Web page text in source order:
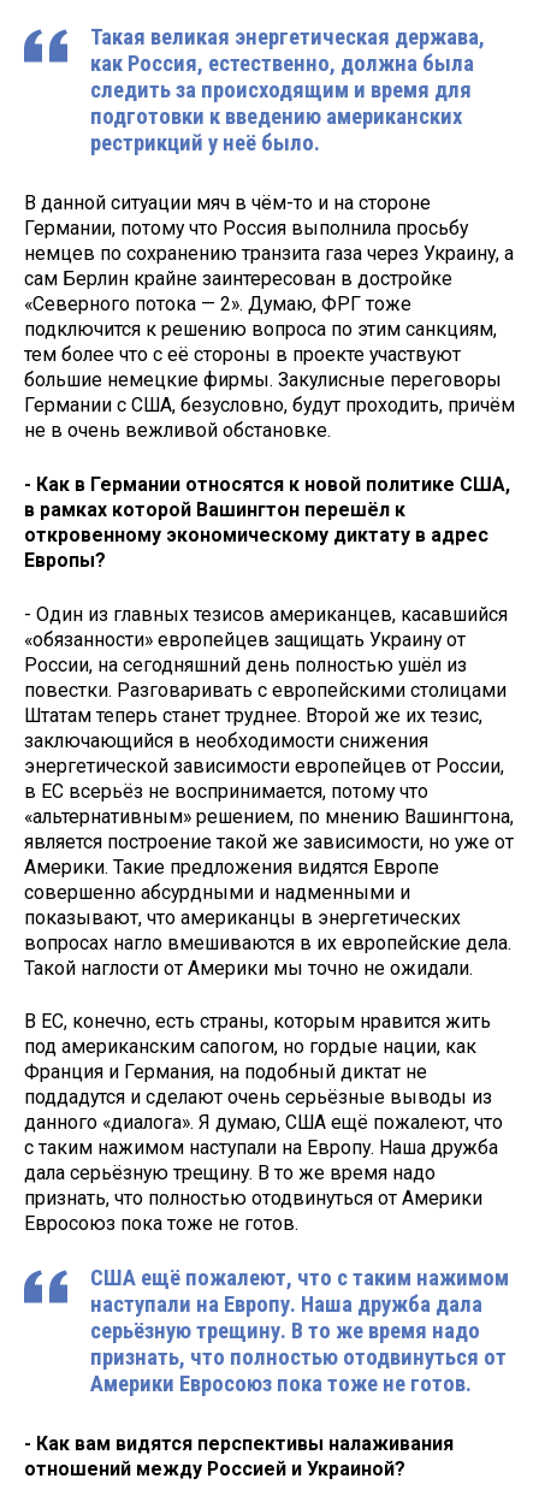
Такая великая энергетическая держава,
как Россия, естественно, должна была
следить за происходящим и время для
подготовки к введению американских
рестрикций у неё было.
В данной ситуации мяч в чём-то и на стороне
Германии, потому что Россия выполнила просьбу
немцев по сохранению транзита газа через Украину, а
сам Берлин крайне заинтересован в достройке
«Северного потока — 2». Думаю, ФРГ тоже
подключится к решению вопроса по этим санкциям,
тем более что с её стороны в проекте участвуют
большие немецкие фирмы. Закулисные переговоры
Германии с США, безусловно, будут проходить, причём
не в очень вежливой обстановке.
- Как в Германии относятся к новой политике США,
в рамках которой Вашингтон перешёл к
откровенному экономическому диктату в адрес
Европы?
- Один из главных тезисов американцев, касавшийся
«обязанности» европейцев защищать Украину от
России, на сегодняшний день полностью ушёл из
повестки. Разговаривать с европейскими столицами
Штатам теперь станет труднее. Второй же их тезис,
заключающийся в необходимости снижения
энергетической зависимости европейцев от России,
в ЕС всерьёз не воспринимается, потому что
«альтернативным» решением, по мнению Вашингтона,
является построение такой же зависимости, но уже от
Америки. Такие предложения видятся Европе
совершенно абсурдными и надменными и
показывают, что американцы в энергетических
вопросах нагло вмешиваются в их европейские дела.
Такой наглости от Америки мы точно не ожидали.
В ЕС, конечно, есть страны, которым нравится жить
под американским сапогом, но гордые нации, как
Франция и Германия, на подобный диктат не
поддадутся и сделают очень серьёзные выводы из
данного «диалога». Я думаю, США ещё пожалеют, что
с таким нажимом наступали на Европу. Наша дружба
дала серьёзную трещину. В то же время надо
признать, что полностью отодвинуться от Америки
Евросоюз пока тоже не готов.
США ещё пожалеют, что с таким нажимом
наступали на Европу. Наша дружба дала
серьёзную трещину. В то же время надо
признать, что полностью отодвинуться от
Америки Евросоюз пока тоже не готов.
- Как вам видятся перспективы налаживания
отношений между Россией и Украиной?